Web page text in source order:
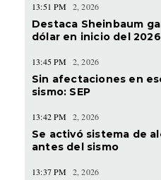
13:51 PM 2, 2026
Destaca Sheinbaum
dólar en inicio del 2026
13:45 PM 2, 2026
Sin afectaciones en
sismo: SEP
13:42 PM 2, 2026
Se activó sistema de
antes del sismo
13:37 PM 2, 2026